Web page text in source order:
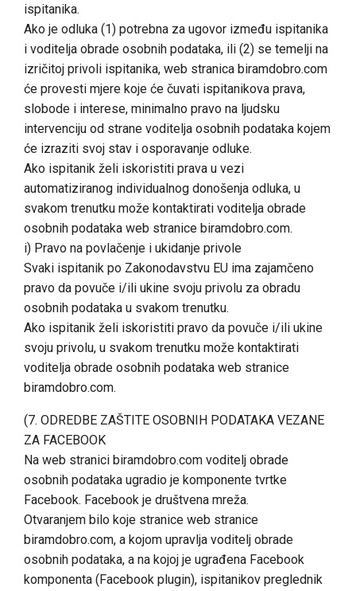
ispitanika.
Ako je odluka (1) potrebna za ugovor između ispitanika
i voditelja obrade osobnih podataka, ili (2) se temelji na
izričitoj privoli ispitanika, web stranica biramdobro.com
će provesti mjere koje će čuvati ispitanikova prava,
slobode i interese, minimalno pravo na ljudsku
intervenciju od strane voditelja osobnih podataka kojem
će izraziti svoj stav i osporavanje odluke.
Ako ispitanik želi iskoristiti prava u vezi
automatiziranog individualnog donošenja odluka, u
svakom trenutku može kontaktirati voditelja obrade
osobnih podataka web stranice biramdobro.com.
i) Pravo na povlačenje i ukidanje privole
Svaki ispitanik po Zakonodavstvu EU ima zajamčeno
pravo da povuče i/ili ukine svoju privolu za obradu
osobnih podataka u svakom trenutku.
Ako ispitanik želi iskoristiti pravo da povuče i/ili ukine
svoju privolu, u svakom trenutku može kontaktirati
voditelja obrade osobnih podataka web stranice
biramdobro.com.
(7. ODREDBE ZAŠTITE OSOBNIH PODATAKA VEZANE
ZA FACEBOOK
Na web stranici biramdobro.com voditelj obrade
osobnih podataka ugradio je komponente tvrtke
Facebook. Facebook je društvena mreža.
Otvaranjem bilo koje stranice web stranice
biramdobro.com, a kojom upravlja voditelj obrade
osobnih podataka, a na kojoj je ugrađena Facebook
komponenta (Facebook plugin), ispitanikov preglednik